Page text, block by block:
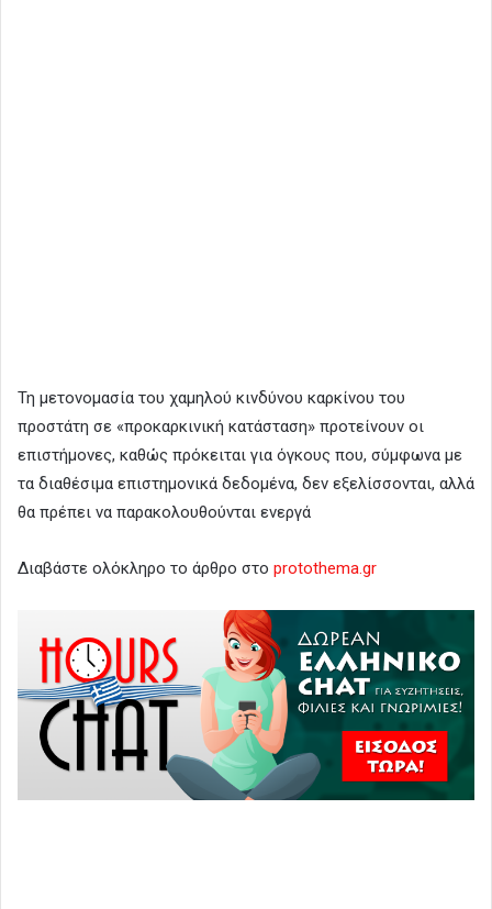
Τη μετονομασία του χαμηλού κινδύνου καρκίνου του
προστάτη σε «προκαρκινική κατάσταση» προτείνουν οι
επιστήμονες, καθώς πρόκειται για όγκους που, σύμφωνα με
τα διαθέσιμα επιστημονικά δεδομένα, δεν εξελίσσονται, αλλά
θα πρέπει να παρακολουθούνται ενεργά
Διαβάστε ολόκληρο το άρθρο στο protothema.gr